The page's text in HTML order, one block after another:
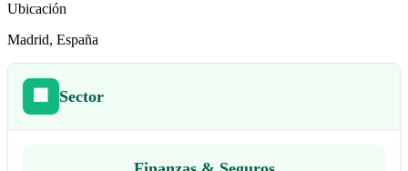
Ubicación
Madrid, España
🏢 Sector